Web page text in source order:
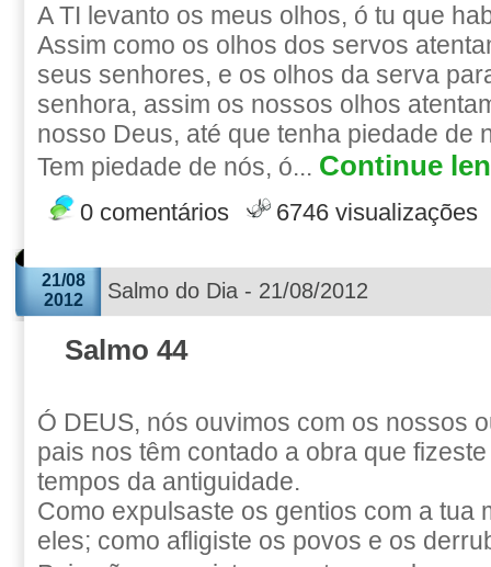
A TI levanto os meus olhos, ó tu que
Assim como os olhos dos servos
seus senhores, e os olhos da serva
senhora, assim os nossos olhos
nosso Deus, até que tenha piedade de
Tem piedade de nós, ó... Continue
0 comentários 6746 visualizações
21/08
2012
Salmo do Dia - 21/08/2012
Salmo 44
Ó DEUS, nós ouvimos com os nossos
pais nos têm contado a obra que
tempos da antiguidade.
Como expulsaste os gentios com a tua
eles; como afligiste os povos e os